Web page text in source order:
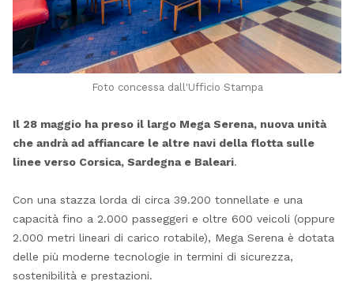
Foto concessa dall'Ufficio Stampa
Il 28 maggio ha preso il largo Mega Serena, nuova unità
che andrà ad affiancare le altre navi della flotta sulle
linee verso Corsica, Sardegna e Baleari.
Con una stazza lorda di circa 39.200 tonnellate e una
capacità fino a 2.000 passeggeri e oltre 600 veicoli (oppure
2.000 metri lineari di carico rotabile), Mega Serena è dotata
delle più moderne tecnologie in termini di sicurezza,
sostenibilità e prestazioni.